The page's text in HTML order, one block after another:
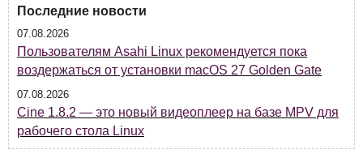
Последние новости
07.08.2026
Пользователям Asahi Linux рекомендуется пока
воздержаться от установки macOS 27 Golden Gate
07.08.2026
Cine 1.8.2 — это новый видеоплеер на базе MPV для
рабочего стола Linux